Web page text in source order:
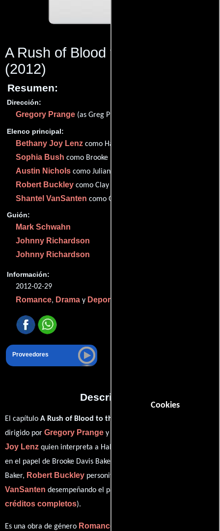
Cookies
A Rush of Blood to the Head
(2012)
Resumen:
Dirección:
Gregory Prange (as Greg Prange)
Elenco principal:
Bethany Joy Lenz como Haley James Scott
Sophia Bush como Brooke Davis Baker
Austin Nichols como Julian Baker
Robert Buckley como Clay Evans
Shantel VanSanten como Quinn James
Guión:
Mark Schwahn
Johnny Richardson
Johnny Richardson
Información:
2012-02-29
Romance, Drama y Deporte
Proveedores
Descripción
El capítulo A Rush of Blood to the Head
dirigido por Gregory Prange y protagonizada por
Joy Lenz quien interpreta a Haley James Scott,
en el papel de Brooke Davis Baker,
Baker, Robert Buckley personificando a Clay Evans y
VanSanten desempeñando el papel de Quinn James (
créditos completos).
Es una obra de género Romance